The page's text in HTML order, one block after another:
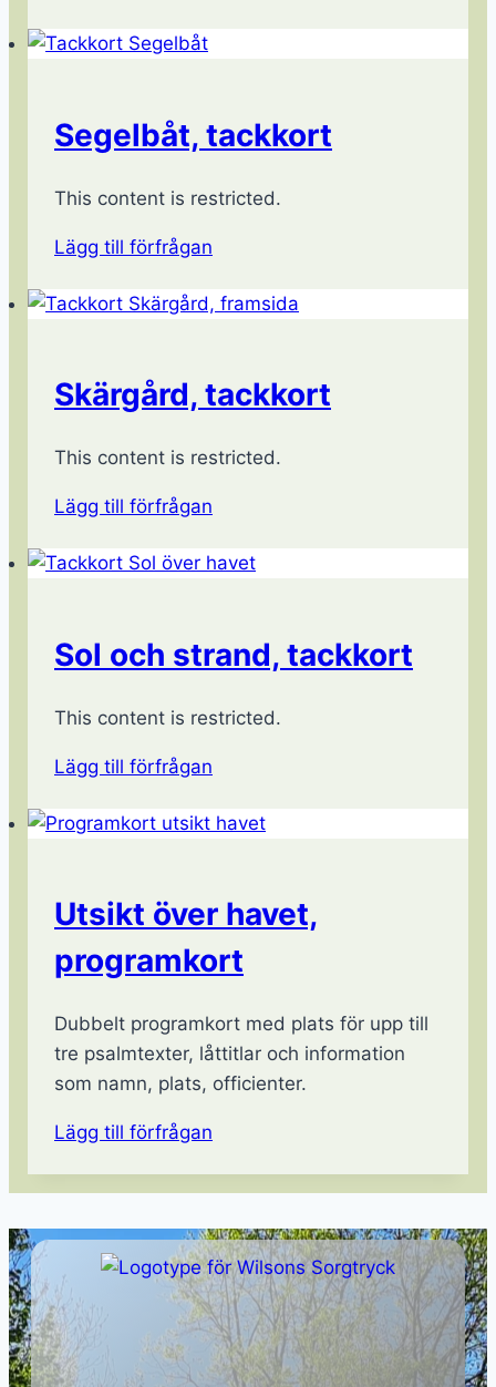
Segelbåt, tackkort
This content is restricted.
Lägg till förfrågan
Skärgård, tackkort
This content is restricted.
Lägg till förfrågan
Sol och strand, tackkort
This content is restricted.
Lägg till förfrågan
Utsikt över havet,
programkort
Dubbelt programkort med plats för upp till
tre psalmtexter, låttitlar och information
som namn, plats, officienter.
Lägg till förfrågan